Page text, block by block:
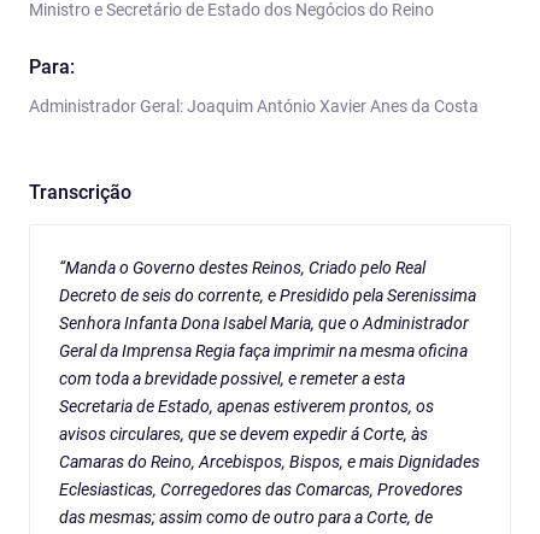
Ministro e Secretário de Estado dos Negócios do Reino
Para:
Administrador Geral: Joaquim António Xavier Anes da Costa
Transcrição
“Manda o Governo destes Reinos, Criado pelo Real
Decreto de seis do corrente, e Presidido pela Serenissima
Senhora Infanta Dona Isabel Maria, que o Administrador
Geral da Imprensa Regia faça imprimir na mesma oficina
com toda a brevidade possivel, e remeter a esta
Secretaria de Estado, apenas estiverem prontos, os
avisos circulares, que se devem expedir á Corte, às
Camaras do Reino, Arcebispos, Bispos, e mais Dignidades
Eclesiasticas, Corregedores das Comarcas, Provedores
das mesmas; assim como de outro para a Corte, de